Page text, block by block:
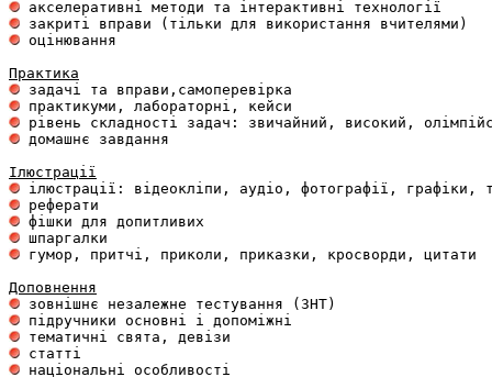
оцінювання
Практика
домашнє завдання
Ілюстрації
гумор, притчі, приколи, приказки, кросворди, цитати
Доповнення